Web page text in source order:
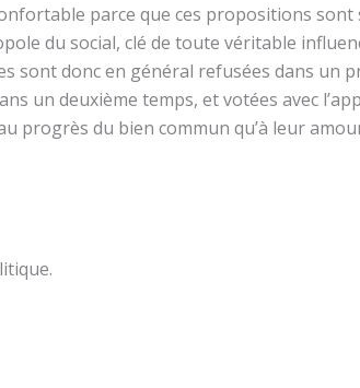
parce que ces propositions
du social, clé de toute véritable
sont donc en général refusées dans un
un deuxième temps, et votées avec
progrès du bien commun qu’à leur